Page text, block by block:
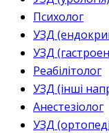
Психолог
УЗД
УЗД
Реабілітолог
УЗД (інші
Анестезіолог
УЗД